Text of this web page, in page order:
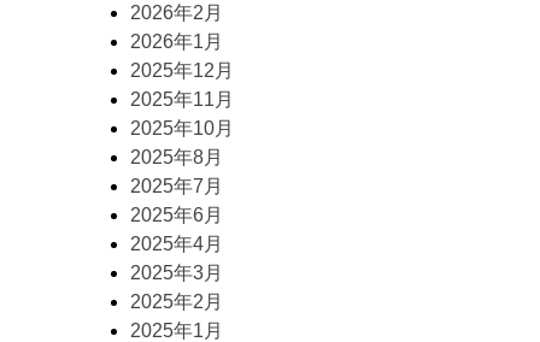
2026年2月
2026年1月
2025年12月
2025年11月
2025年10月
2025年8月
2025年7月
2025年6月
2025年4月
2025年3月
2025年2月
2025年1月